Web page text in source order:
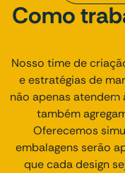
Como
Nosso time de
e estratégias de
não apenas
também
Oferecemos
embalagens serão
que cada design